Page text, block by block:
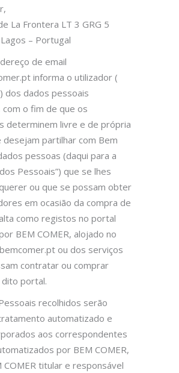
La Frontera LT 3 GRG 5
– Portugal
de email
informa o utilizador (
dos dados pessoais
com o fim de que os
determinem livre e de própria
partilhar com Bem
pessoas (daqui para a
Pessoais”) que se lhes
ou que se possam obter
em ocasião da compra de
como registos no portal
BEM COMER, alojado no
ou dos serviços
contratar ou comprar
portal.
recolhidos serão
automatizado e
aos correspondentes
por BEM COMER,
COMER titular e responsável